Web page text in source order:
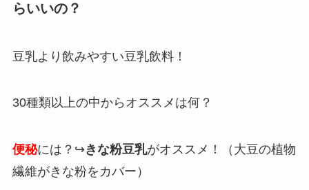
らいいの？
豆乳より飲みやすい豆乳飲料！
30種類以上の中からオススメは何？
便秘には？↪︎きな粉豆乳がオススメ！（大豆の植物
繊維がきな粉をカバー）